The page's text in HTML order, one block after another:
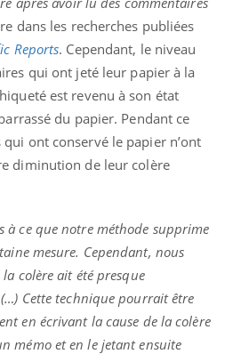
dans les recherches publiées
Reports. Cependant, le niveau
qui ont jeté leur papier à la
est revenu à son état
du papier. Pendant ce
ont conservé le papier n’ont
diminution de leur colère
à ce que notre méthode supprime
mesure. Cependant, nous
colère ait été presque
Cette technique pourrait être
en écrivant la cause de la colère
mémo et en le jetant ensuite